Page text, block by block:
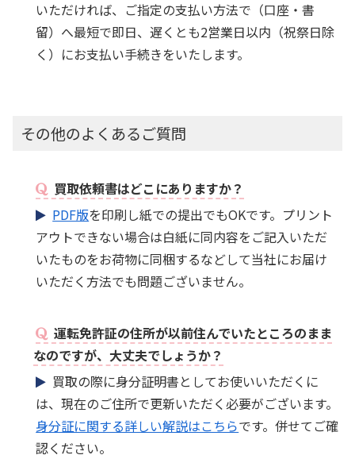
いただければ、ご指定の支払い方法で（口座・書
留）へ最短で即日、遅くとも2営業日以内（祝祭日除
く）にお支払い手続きをいたします。
その他のよくあるご質問
買取依頼書はどこにありますか？
PDF版を印刷し紙での提出でもOKです。プリント
アウトできない場合は白紙に同内容をご記入いただ
いたものをお荷物に同梱するなどして当社にお届け
いただく方法でも問題ございません。
運転免許証の住所が以前住んでいたところのまま
なのですが、大丈夫でしょうか？
買取の際に身分証明書としてお使いいただくに
は、現在のご住所で更新いただく必要がございます。
身分証に関する詳しい解説はこちらです。併せてご確
認ください。